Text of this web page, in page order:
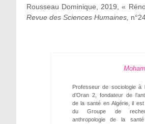
Rousseau Dominique, 2019, «
Revue des Sciences Humaines,
Professeur de sociologie à
d’Oran 2, fondateur de
de la santé en Algérie, il est
du Groupe de
anthropologie de la santé